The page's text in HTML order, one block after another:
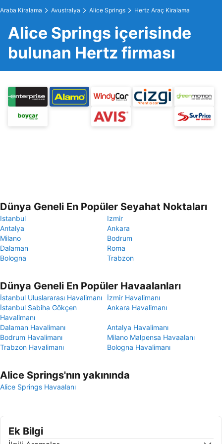
Araba Kiralama Avustralya Alice Springs Hertz Araç Kiralama
Alice Springs içerisinde
bulunan Hertz firması
Dünya Geneli En Popüler Seyahat Noktaları
Istanbul
Izmir
Antalya
Ankara
Milano
Bodrum
Dalaman
Roma
Bologna
Trabzon
Dünya Geneli En Popüler Havaalanları
İstanbul Uluslararası Havalimanı
İzmir Havalimanı
İstanbul Sabiha Gökçen
Havalimanı
Ankara Havalimanı
Dalaman Havalimanı
Antalya Havalimanı
Bodrum Havalimanı
Milano Malpensa Havaalanı
Trabzon Havalimanı
Bologna Havalimanı
Alice Springs'nın yakınında
Alice Springs Havaalanı
Ek Bilgi